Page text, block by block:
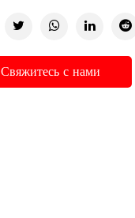
Свяжитесь с нами